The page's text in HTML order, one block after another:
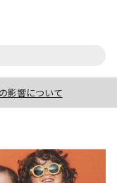
影響について